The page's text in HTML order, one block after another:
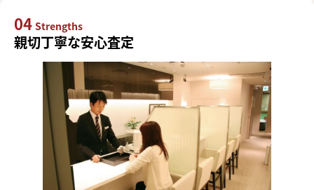
04 Strengths
親切丁寧な安心査定